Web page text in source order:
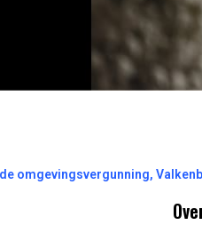
omgevingsvergunning,